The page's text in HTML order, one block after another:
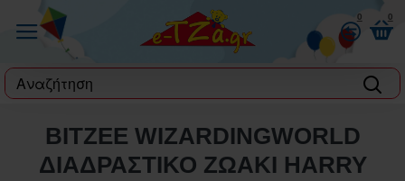
0 0
label
BITZEE WIZARDINGWORLD
ΔΙΑΔΡΑΣΤΙΚΟ ΖΩΑΚΙ HARRY